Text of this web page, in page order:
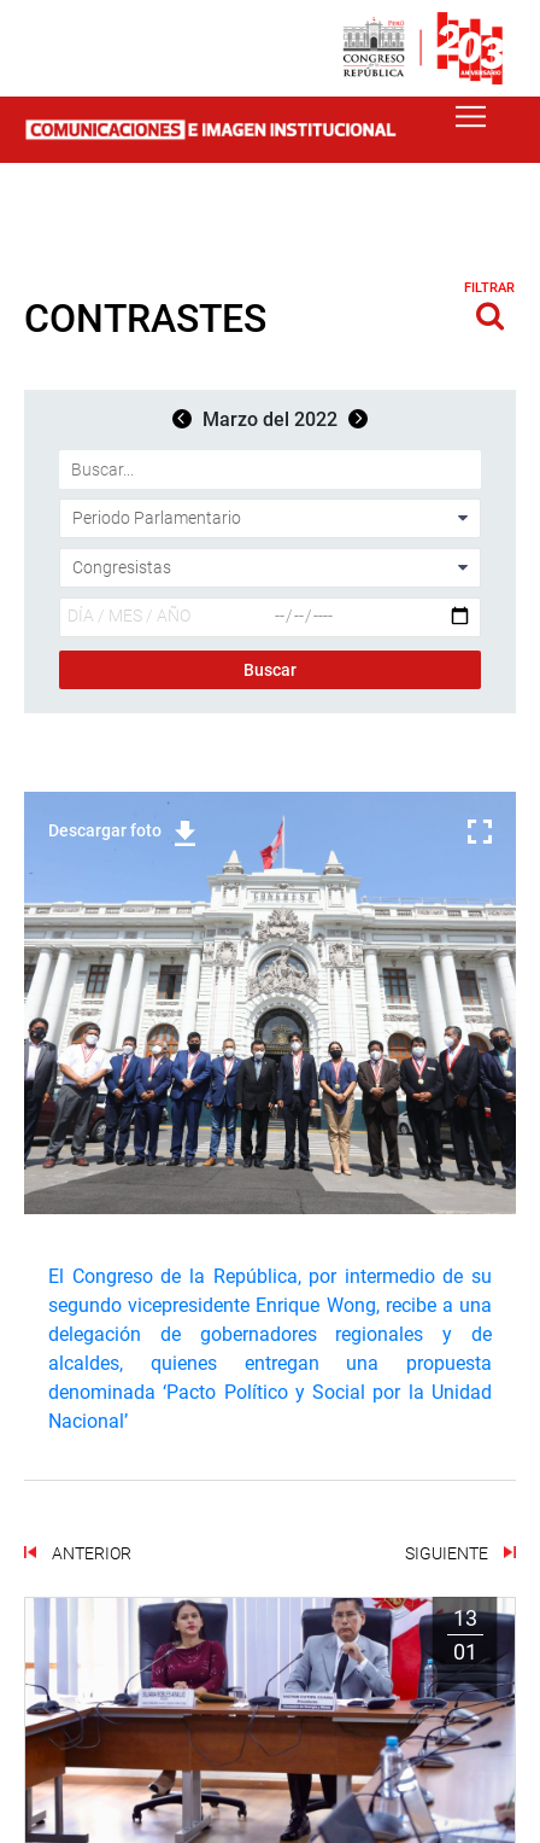
CONTRASTES
FILTRAR
Marzo del 2022
Descargar foto
El Congreso de la República, por intermedio de su
segundo vicepresidente Enrique Wong, recibe a una
delegación de gobernadores regionales y de
alcaldes, quienes entregan una propuesta
denominada ‘Pacto Político y Social por la Unidad
Nacional’
ANTERIOR SIGUIENTE
13
01